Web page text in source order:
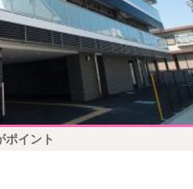
ポイント